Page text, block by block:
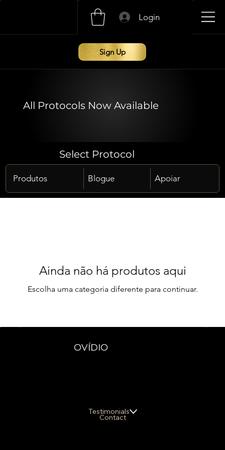
Login
Sign Up
All Protocols Now Available
Select Protocol
Produtos Blogue Apoiar
Ainda não há produtos aqui
Escolha uma categoria diferente para continuar.
OVÍDIO
Testimonials
Contact